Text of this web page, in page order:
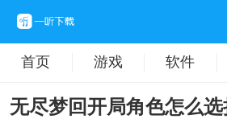
首页 游戏 软件
无尽梦回开局角色怎么